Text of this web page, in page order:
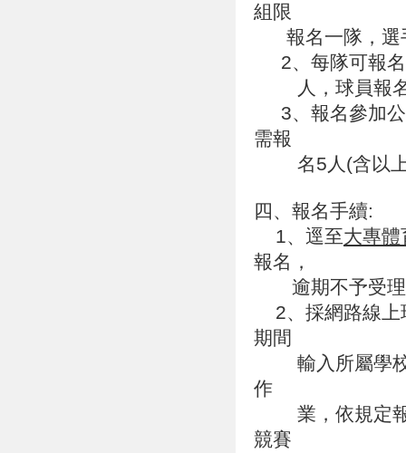
組限
報名一隊，選
2、每隊可報名
人，球員報名
3、報名參加公
需報
名5人(含以
四、報名手續:
1、逕至大專
報名，
逾期不予受理
2、採網路線上
期間
輸入所屬學校
作
業，依規定報
競賽